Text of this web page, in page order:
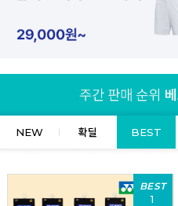
NEW 확딜 BEST
BEST
1